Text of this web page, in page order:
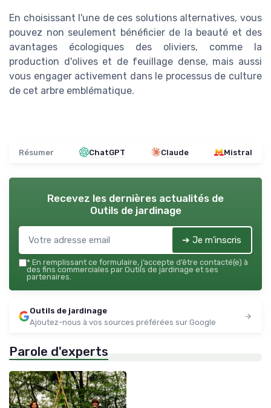
En choisissant l'une de ces solutions alternatives, vous
pouvez non seulement bénéficier de la beauté et des
avantages écologiques des oliviers, comme la
production d'olives et de feuillage dense, mais aussi
vous engager activement dans le processus de culture
de cet arbre emblématique.
Résumer ChatGPT Claude Mistral
Recevez les dernières actualités de
Outils de jardinage
➔ Je m'inscris
* En remplissant ce formulaire, j’accepte d’être contacté(e) à
des fins commerciales par Outils de jardinage et ses
partenaires.
Outils de jardinage
Ajoutez-nous à vos sources préférées sur Google
Parole d'experts